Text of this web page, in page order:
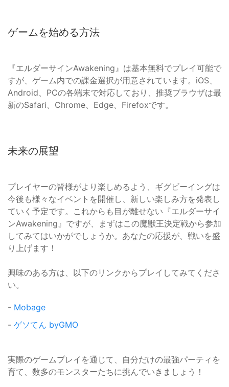
ゲームを始める方法
『エルダーサインAwakening』は基本無料でプレイ可能で
すが、ゲーム内での課金選択が用意されています。iOS、
Android、PCの各端末で対応しており、推奨ブラウザは最
新のSafari、Chrome、Edge、Firefoxです。
未来の展望
プレイヤーの皆様がより楽しめるよう、ギグビーイングは
今後も様々なイベントを開催し、新しい楽しみ方を発表し
ていく予定です。これからも目が離せない『エルダーサイ
ンAwakening』ですが、まずはこの魔獣王決定戦から参加
してみてはいかがでしょうか。あなたの応援が、戦いを盛
り上げます！
興味のある方は、以下のリンクからプレイしてみてくださ
い。
- Mobage
- ゲソてん byGMO
実際のゲームプレイを通じて、自分だけの最強パーティを
育て、数多のモンスターたちに挑んでいきましょう！